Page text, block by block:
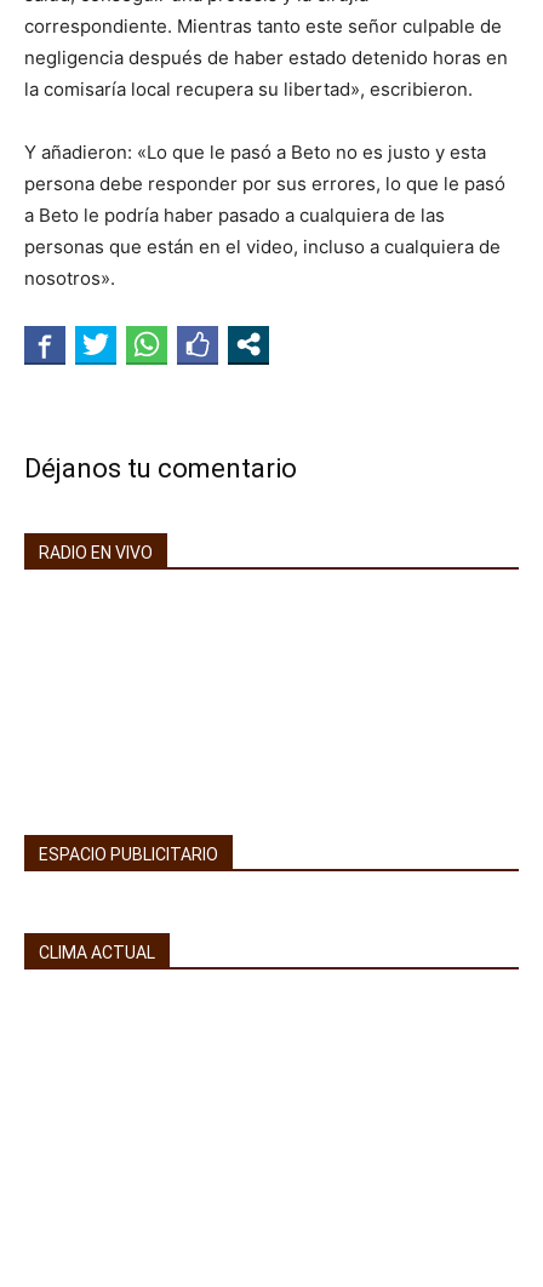
correspondiente. Mientras tanto este señor culpable de
negligencia después de haber estado detenido horas en
la comisaría local recupera su libertad», escribieron.
Y añadieron: «Lo que le pasó a Beto no es justo y esta
persona debe responder por sus errores, lo que le pasó
a Beto le podría haber pasado a cualquiera de las
personas que están en el video, incluso a cualquiera de
nosotros».
Déjanos tu comentario
RADIO EN VIVO
ESPACIO PUBLICITARIO
CLIMA ACTUAL